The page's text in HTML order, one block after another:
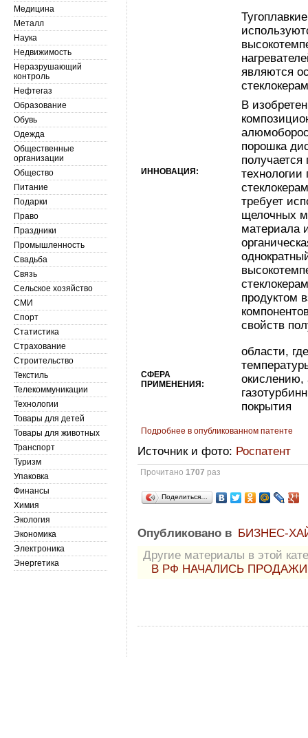
ИННОВАЦИЯ:
являются
В
порошка
технологии
требует
щелочных
материала
продуктом
свойств
СФЕРА
ПРИМЕНЕНИЯ:
области,
окислению,
покрытия
Подробнее в опубликованном патенте
Источник и фото: Роспатент
Прочитано1707 раз
Поделиться…
Опубликовано в БИЗНЕС-
Другие материалы в этой
В РФ НАЧАЛИСЬ
Медицина
Металл
Наука
Недвижимость
Неразрушающий
контроль
Нефтегаз
Образование
Обувь
Одежда
Общественные
организации
Общество
Питание
Подарки
Право
Праздники
Промышленность
Свадьба
Связь
Сельское хозяйство
СМИ
Спорт
Статистика
Страхование
Строительство
Текстиль
Телекоммуникации
Технологии
Товары для детей
Товары для животных
Транспорт
Туризм
Упаковка
Финансы
Химия
Экология
Экономика
Электроника
Энергетика